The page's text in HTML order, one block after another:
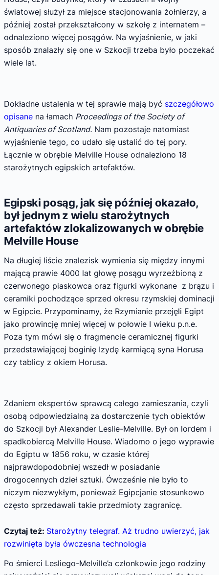
światowej służył za miejsce stacjonowania żołnierzy, a
później został przekształcony w szkołę z internatem –
odnaleziono więcej posągów. Na wyjaśnienie, w jaki
sposób znalazły się one w Szkocji trzeba było poczekać
wiele lat.
Dokładne ustalenia w tej sprawie mają być szczegółowo
opisane na łamach Proceedings of the Society of
Antiquaries of Scotland. Nam pozostaje natomiast
wyjaśnienie tego, co udało się ustalić do tej pory.
Łącznie w obrębie Melville House odnaleziono 18
starożytnych egipskich artefaktów.
Egipski posąg, jak się później okazało,
był jednym z wielu starożytnych
artefaktów zlokalizowanych w obrębie
Melville House
Na długiej liście znalezisk wymienia się między innymi
mającą prawie 4000 lat głowę posągu wyrzeźbioną z
czerwonego piaskowca oraz figurki wykonane z brązu i
ceramiki pochodzące sprzed okresu rzymskiej dominacji
w Egipcie. Przypominamy, że Rzymianie przejęli Egipt
jako prowincję mniej więcej w połowie I wieku p.n.e.
Poza tym mówi się o fragmencie ceramicznej figurki
przedstawiającej boginię Izydę karmiącą syna Horusa
czy tablicy z okiem Horusa.
Zdaniem ekspertów sprawcą całego zamieszania, czyli
osobą odpowiedzialną za dostarczenie tych obiektów
do Szkocji był Alexander Leslie-Melville. Był on lordem i
spadkobiercą Melville House. Wiadomo o jego wyprawie
do Egiptu w 1856 roku, w czasie której
najprawdopodobniej wszedł w posiadanie
drogocennych dzieł sztuki. Ówcześnie nie było to
niczym niezwykłym, ponieważ Egipcjanie stosunkowo
często sprzedawali takie przedmioty zagranicę.
Czytaj też: Starożytny telegraf. Aż trudno uwierzyć, jak
rozwinięta była ówczesna technologia
Po śmierci Lesliego-Melville’a członkowie jego rodziny